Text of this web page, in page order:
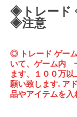
◈トレード
◈注意
◎ トレード ゲー
いて、ゲーム内
ます、１００万
願い致します. ア
品やアイテムを入